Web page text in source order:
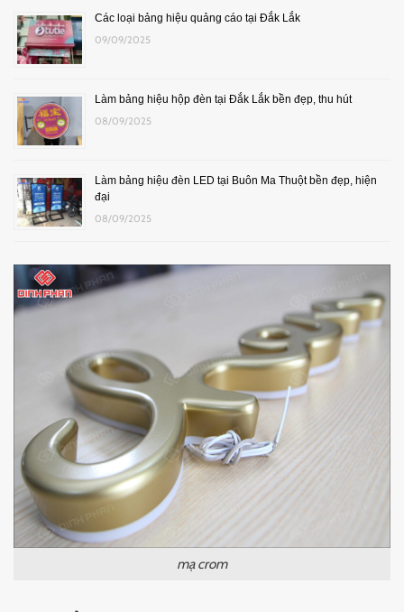
Các loại bảng hiệu quảng cáo tại Đắk Lắk
09/09/2025
Làm bảng hiệu hộp đèn tại Đắk Lắk bền đẹp, thu hút
08/09/2025
Làm bảng hiệu đèn LED tại Buôn Ma Thuột bền đẹp, hiện
đại
08/09/2025
mạ crom